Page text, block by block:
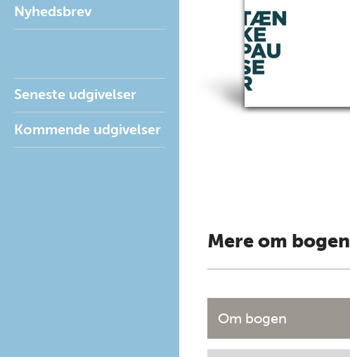
Nyhedsbrev
Seneste udgivelser
Kommende udgivelser
Mere om bogen
Om bogen